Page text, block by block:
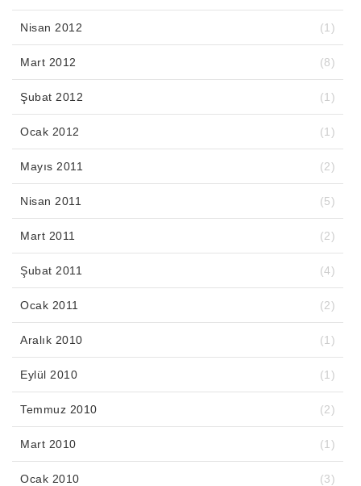
Nisan 2012 (1)
Mart 2012 (8)
Şubat 2012 (1)
Ocak 2012 (1)
Mayıs 2011 (2)
Nisan 2011 (5)
Mart 2011 (2)
Şubat 2011 (4)
Ocak 2011 (2)
Aralık 2010 (1)
Eylül 2010 (1)
Temmuz 2010 (2)
Mart 2010 (1)
Ocak 2010 (3)